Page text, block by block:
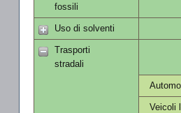
fossili
Uso di solventi
Trasporti
stradali
Veicoli